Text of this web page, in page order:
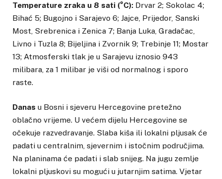
Temperature zraka u 8 sati (°C): Drvar 2; Sokolac 4;
Bihać 5; Bugojno i Sarajevo 6; Jajce, Prijedor, Sanski
Most, Srebrenica i Zenica 7; Banja Luka, Gradačac,
Livno i Tuzla 8; Bijeljina i Zvornik 9; Trebinje 11; Mostar
13; Atmosferski tlak je u Sarajevu iznosio 943
milibara, za 1 milibar je viši od normalnog i sporo
raste.
Danas u Bosni i sjeveru Hercegovine pretežno
oblačno vrijeme. U većem dijelu Hercegovine se
očekuje razvedravanje. Slaba kiša ili lokalni pljusak će
padati u centralnim, sjevernim i istočnim područjima.
Na planinama će padati i slab snijeg. Na jugu zemlje
lokalni pljuskovi su mogući u jutarnjim satima. Vjetar